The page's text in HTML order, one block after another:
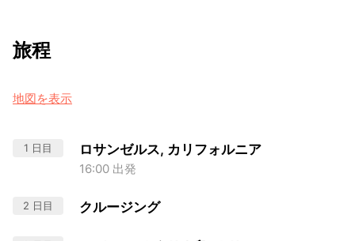
旅程
地図を表示
1 日目 ロサンゼルス, カリフォルニア
16:00 出発
2 日目 クルージング